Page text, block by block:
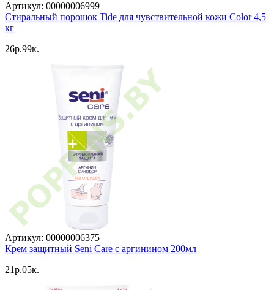
Артикул: 00000006999
Стиральный порошок Tide для чувствительной кожи Color 4,5
кг
26p.99к.
Артикул: 00000006375
Крем защитный Seni Care с аргинином 200мл
21p.05к.